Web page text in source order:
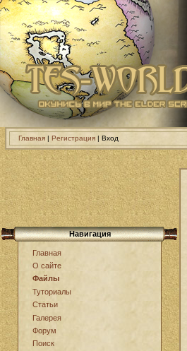
Главная | Регистрация | Вход
Навигация
Главная
О сайте
Файлы
Туториалы
Статьи
Галерея
Форум
Поиск